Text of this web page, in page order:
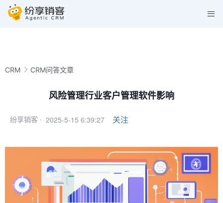
CRM CRM问答文章
风险管理行业客户管理软件影响
纷享销客 · 2025-5-15 6:39:27 关注